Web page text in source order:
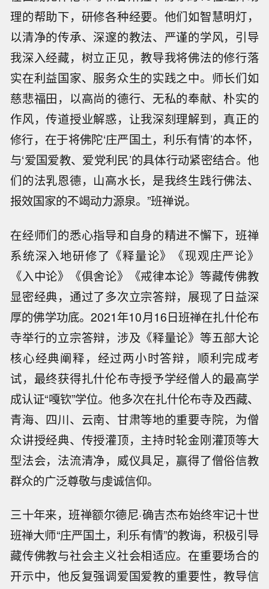
理的帮助下，研修各种经要。他们如智慧明灯，
以清净的传承、深邃的教法、严谨的学风，引导
我深入经藏，树立正见，教导我将佛法的修行落
实在利益国家、服务众生的实践之中。师长们如
慈悲福田，以高尚的德行、无私的奉献、朴实的
作风，传道授业解惑，让我深刻理解到，真正的
修行，在于将佛陀‘庄严国土，利乐有情’的本怀，
与‘爱国爱教、爱党利民’的具体行动紧密结合。他
们的法乳恩德，山高水长，是我终生践行佛法、
报效国家的不竭动力源泉。”班禅说。
在经师们的悉心指导和自身的精进不懈下，班禅
系统深入地研修了《释量论》《现观庄严论》
《入中论》《俱舍论》《戒律本论》等藏传佛教
显密经典，通过了多次立宗答辩，展现了日益深
厚的佛学功底。2021年10月16日班禅在扎什伦布
寺举行的立宗答辩，涉及《释量论》等五部大论
核心经典阐释，经过两小时答辩，顺利完成考
试，最终获得扎什伦布寺授予学经僧人的最高学
成认证“嘎钦”学位。他多次在扎什伦布寺及西藏、
青海、四川、云南、甘肃等地的重要寺院，为僧
众讲授经典、传授灌顶，主持时轮金刚灌顶等大
型法会，法流清净，威仪具足，赢得了僧俗信教
群众的广泛尊敬与虔诚信仰。
三十年来，班禅额尔德尼·确吉杰布始终牢记十世
班禅大师“庄严国土，利乐有情”的教诲，积极引导
藏传佛教与社会主义社会相适应。在重要场合的
开示中，他反复强调爱国爱教的重要性，教导信